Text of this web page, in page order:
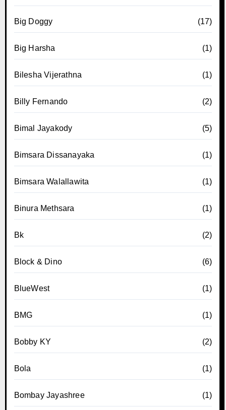
Big Doggy (17)
Big Harsha (1)
Bilesha Vijerathna (1)
Billy Fernando (2)
Bimal Jayakody (5)
Bimsara Dissanayaka (1)
Bimsara Walallawita (1)
Binura Methsara (1)
Bk (2)
Block & Dino (6)
BlueWest (1)
BMG (1)
Bobby KY (2)
Bola (1)
Bombay Jayashree (1)